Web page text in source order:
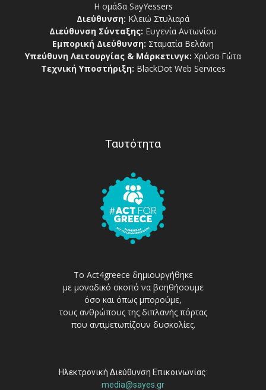
Η ομάδα SayYessers
Διεύθυνση: Κλειώ Στυλιαρά
Διεύθυνση Σύνταξης: Ευγενία Αντωνίου
Εμπορική Διεύθυνση: Σταματία Βελάνη
Υπεύθυνη Λειτουργίας & Μάρκετινγκ: Χρύσα Γώτα
Τεχνική Υποστήριξη: BlackDot Web Services
Ταυτότητα
Το Act4greece δημιουργήθηκε
με μοναδικό σκοπό να βοηθήσουμε
όσο και όπως μπορούμε,
τους ανθρώπους της διπλανής πόρτας
που αντιμετωπίζουν δυσκολίες.
Ηλεκτρονική Διεύθυνση Επικοινωνίας:
media@sayes.gr